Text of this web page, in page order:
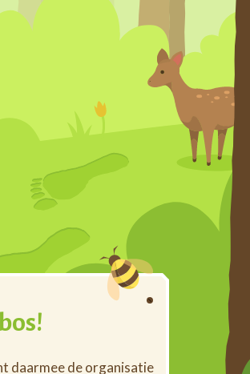
daarmee de organisatie